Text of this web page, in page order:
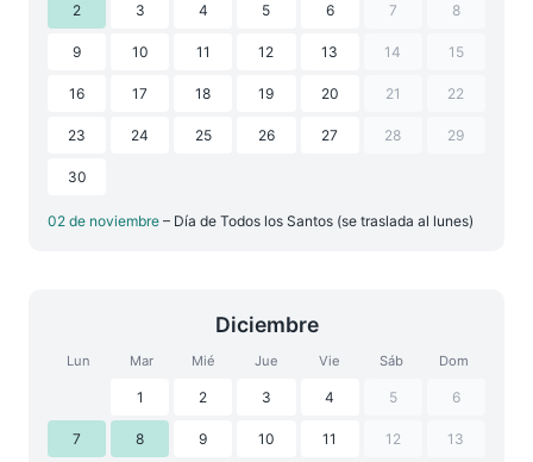
2 3 4 5 6 7 8
9 10 11 12 13 14 15
16 17 18 19 20 21 22
23 24 25 26 27 28 29
30
02 de noviembre – Día de Todos los Santos (se traslada al lunes)
Diciembre
Lun Mar Mié Jue Vie Sáb Dom
1 2 3 4 5 6
7 8 9 10 11 12 13